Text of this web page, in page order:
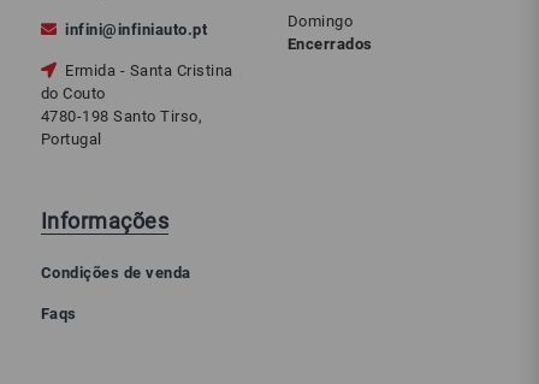
infini@infiniauto.pt
Ermida - Santa Cristina
do Couto
4780-198 Santo Tirso,
Portugal
Domingo
Encerrados
Informações
Condições de venda
Faqs